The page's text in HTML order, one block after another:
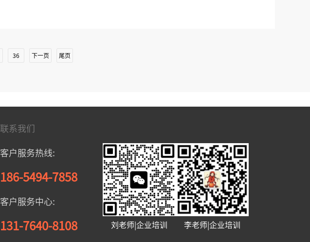
36 下一页 尾页
联系我们
客户服务热线:
186-5494-7858
客户服务中心:
131-7640-8108 刘老师|企业培训 李老师|企业培训